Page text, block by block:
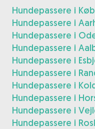
Hundepassere i
Hundepassere i
Hundepassere i
Hundepassere i
Hundepassere i
Hundepassere i
Hundepassere i
Hundepassere i
Hundepassere i
Hundepassere i